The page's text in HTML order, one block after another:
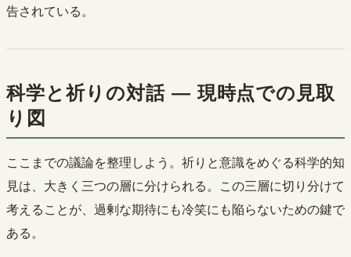
告されている。
科学と祈りの対話 ― 現時点での見取
り図
ここまでの議論を整理しよう。祈りと意識をめぐる科学的知
見は、大きく三つの層に分けられる。この三層に切り分けて
考えることが、過剰な期待にも冷笑にも陥らないための鍵で
ある。